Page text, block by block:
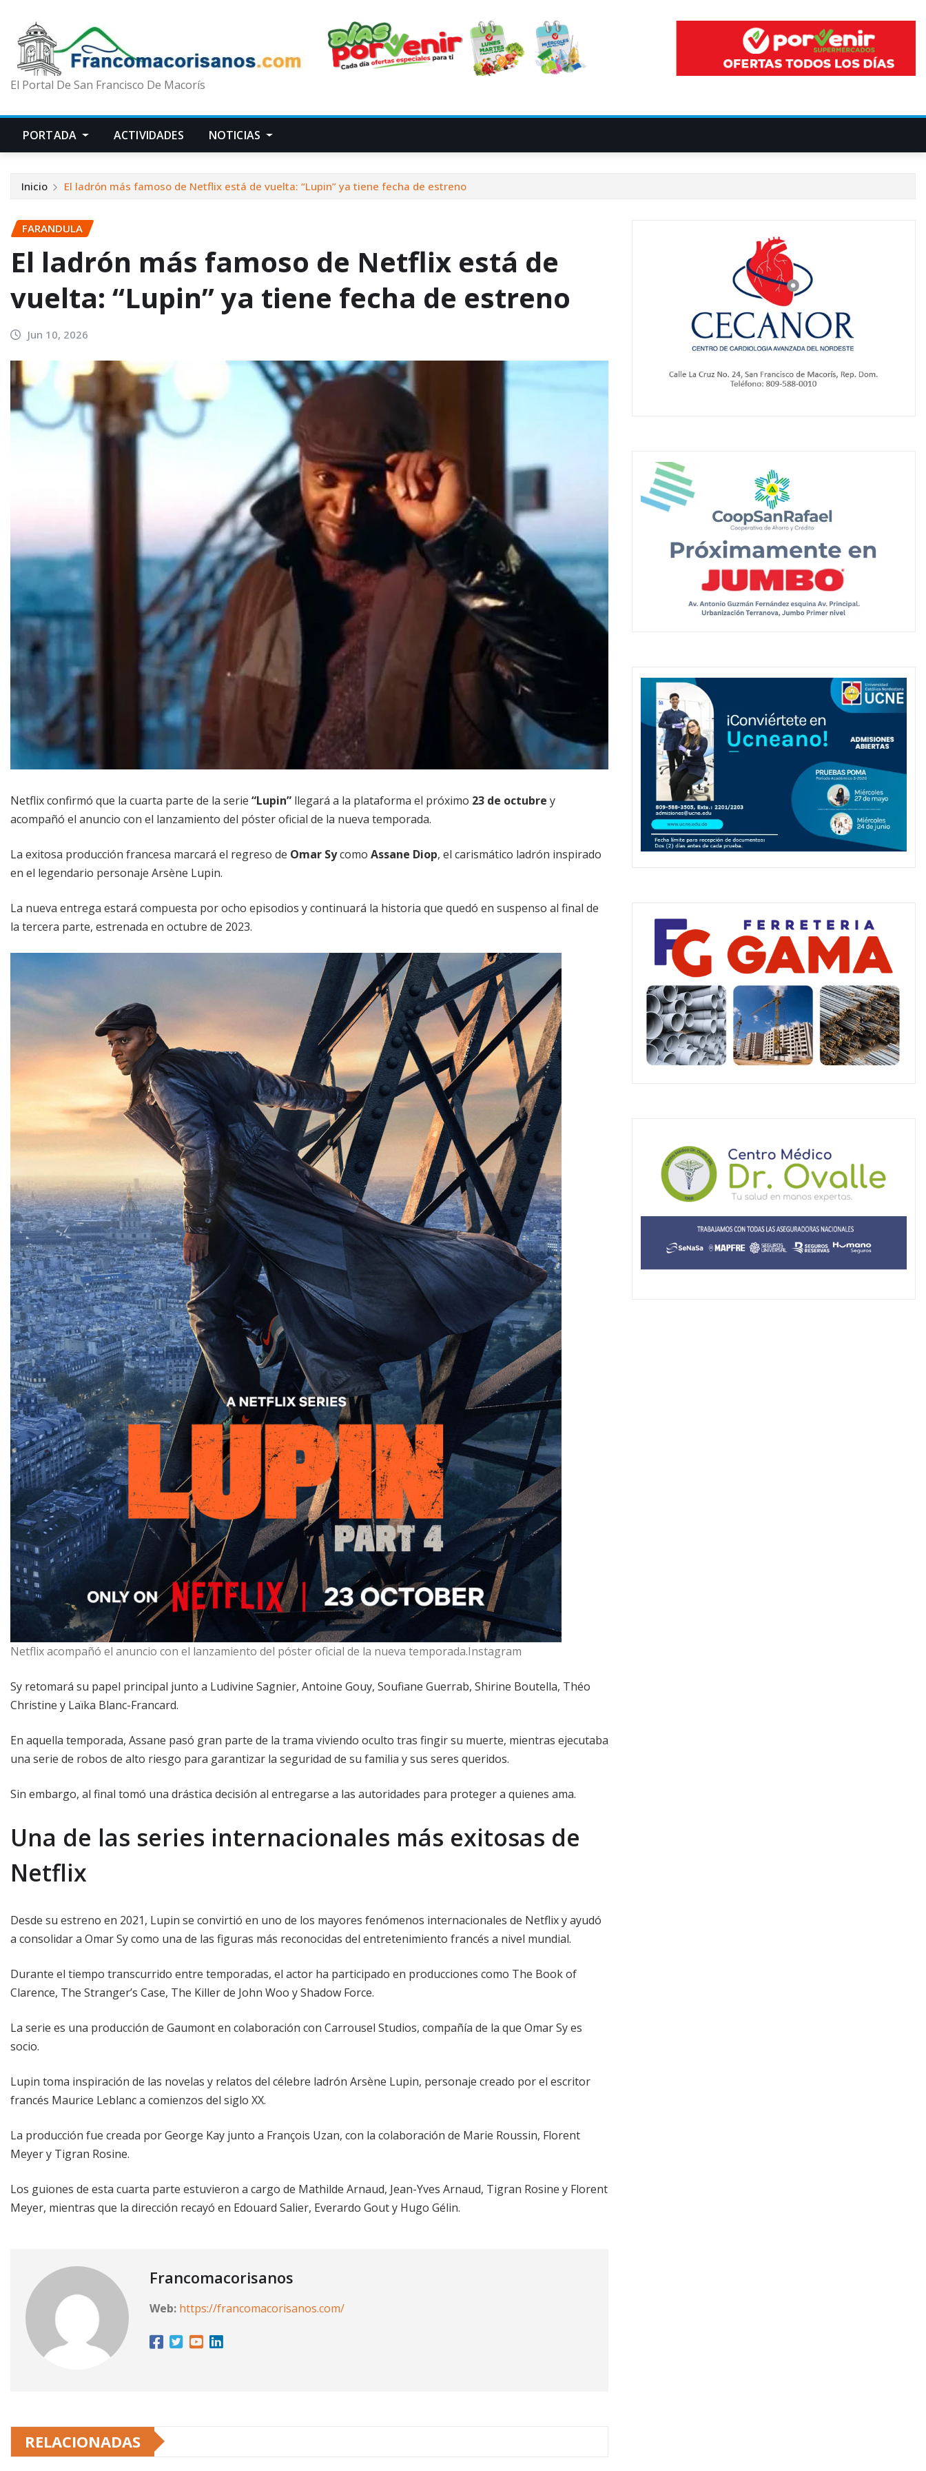
El Portal De San Francisco De Macorís
PORTADA ACTIVIDADES NOTICIAS
Inicio El ladrón más famoso de Netflix está de vuelta: “Lupin” ya tiene fecha de estreno
FARANDULA
El ladrón más famoso de Netflix está de
vuelta: “Lupin” ya tiene fecha de estreno
Jun 10, 2026
Netflix confirmó que la cuarta parte de la serie “Lupin” llegará a la plataforma el próximo 23 de octubre y
acompañó el anuncio con el lanzamiento del póster oficial de la nueva temporada.
La exitosa producción francesa marcará el regreso de Omar Sycomo Assane Diop, el carismático ladrón inspirado
en el legendario personaje Arsène Lupin.
La nueva entrega estará compuesta por ocho episodios y continuará la historia que quedó en suspenso al final de
la tercera parte, estrenada en octubre de 2023.
Netflix acompañó el anuncio con el lanzamiento del póster oficial de la nueva temporada.Instagram
Sy retomará su papel principal junto a Ludivine Sagnier, Antoine Gouy, Soufiane Guerrab, Shirine Boutella, Théo
Christine y Laïka Blanc-Francard.
En aquella temporada, Assane pasó gran parte de la trama viviendo oculto tras fingir su muerte, mientras ejecutaba
una serie de robos de alto riesgo para garantizar la seguridad de su familia y sus seres queridos.
Sin embargo, al final tomó una drástica decisión al entregarse a las autoridades para proteger a quienes ama.
Una de las series internacionales más exitosas de
Netflix
Desde su estreno en 2021, Lupin se convirtió en uno de los mayores fenómenos internacionales de Netflix y ayudó
a consolidar a Omar Sy como una de las figuras más reconocidas del entretenimiento francés a nivel mundial.
Durante el tiempo transcurrido entre temporadas, el actor ha participado en producciones como The Book of
Clarence, The Stranger’s Case, The Killer de John Woo y Shadow Force.
La serie es una producción de Gaumont en colaboración con Carrousel Studios, compañía de la que Omar Sy es
socio.
Lupin toma inspiración de las novelas y relatos del célebre ladrón Arsène Lupin, personaje creado por el escritor
francés Maurice Leblanc a comienzos del siglo XX.
La producción fue creada por George Kay junto a François Uzan, con la colaboración de Marie Roussin, Florent
Meyer y Tigran Rosine.
Los guiones de esta cuarta parte estuvieron a cargo de Mathilde Arnaud, Jean-Yves Arnaud, Tigran Rosine y Florent
Meyer, mientras que la dirección recayó en Edouard Salier, Everardo Gout y Hugo Gélin.
Francomacorisanos
Web: https://francomacorisanos.com/
RELACIONADAS